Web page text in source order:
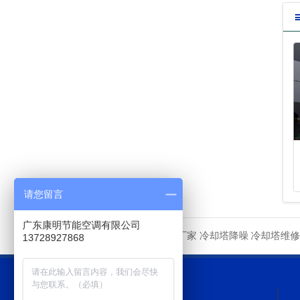
11-05 93 11-18
冷却塔厂家 冷却塔降噪 冷却塔维修
请您留言
广东康明节能空调有限公司
13728927868